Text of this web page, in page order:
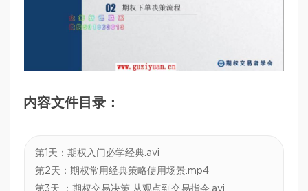
内容文件目录：
第1天：期权入门必学经典.avi
第2天：期权常用经典策略使用场景.mp4
第3天 ：期权交易决策 从观点到交易指令.avi